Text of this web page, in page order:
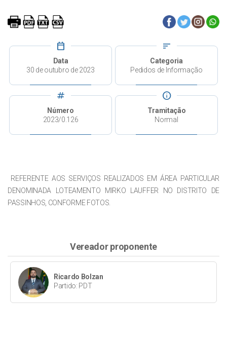
calendar_today
Data
30 de outubro de 2023
sort
Categoria
Pedidos de Informação
tag
Número
2023/0.126
info
Tramitação
Normal
REFERENTE AOS SERVIÇOS REALIZADOS EM ÁREA PARTICULAR
DENOMINADA LOTEAMENTO MIRKO LAUFFER NO DISTRITO DE
PASSINHOS, CONFORME FOTOS.
Vereador proponente
Ricardo Bolzan
Partido: PDT